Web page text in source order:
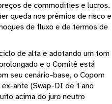
de commodities e lucros.
queda nos prêmios de risco e
de fluxo e de termos de
de alta e adotando um tom
e o Comitê está
seu cenário-base, o Copom
ante (Swap-DI de 1 ano
acima do juro neutro